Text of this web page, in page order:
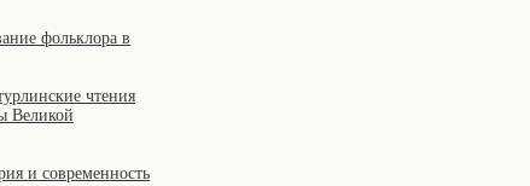
фольклора в
чтения
Великой
и современность